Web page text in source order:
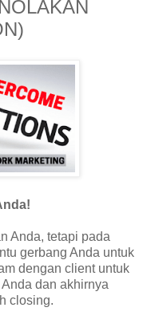
Anda, tetapi pada
gerbang Anda untuk
dengan client untuk
dan akhirnya
closing.